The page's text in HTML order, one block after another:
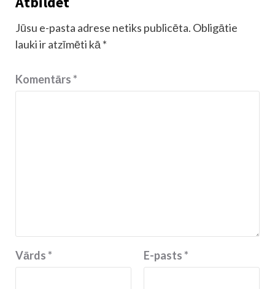
Jūsu e-pasta adrese netiks publicēta. Obligātie
lauki ir atzīmēti kā *
Komentārs*
Vārds* E-pasts*